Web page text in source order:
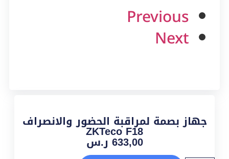
Previous
Next
جهاز بصمة لمراقبة الحضور والانصراف
ZKTeco F18
633,00 ر.س